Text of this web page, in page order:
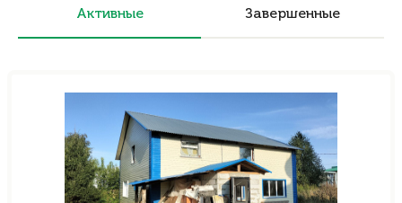
Активные Завершенные